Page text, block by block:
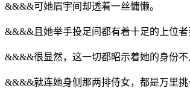
&&&&可她眉宇间却透着一丝慵懒。
&&&&且她举手投足间都有着十足的上位
&&&&很显然，这一切都昭示着她的身份不
&&&&就连她身侧那两排侍女，都是万里挑